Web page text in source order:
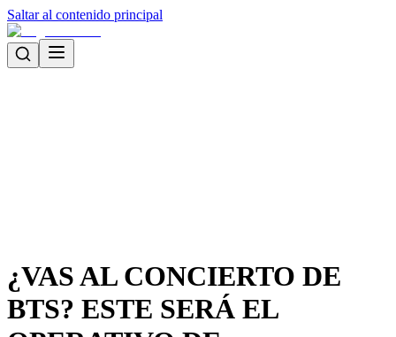
Saltar al contenido principal
¿VAS AL CONCIERTO DE
BTS? ESTE SERÁ EL